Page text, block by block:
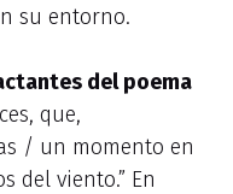
su entorno.
del poema
que,
/ un momento en
del viento.” En